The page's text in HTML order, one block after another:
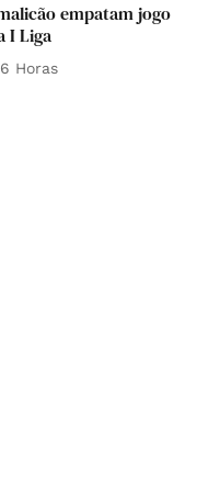
empatam jogo
I Liga
Horas